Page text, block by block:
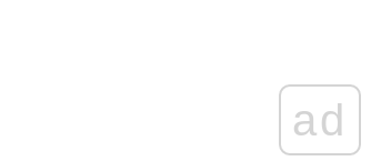
ad